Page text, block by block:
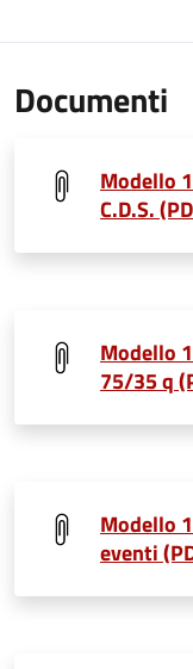
Documenti
Modello
C.D.S.
Modello
75/35 q
Modello
eventi